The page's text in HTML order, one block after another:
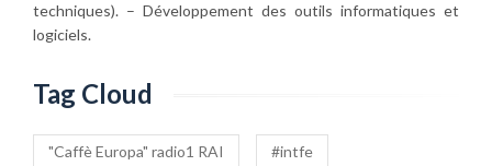
techniques). – Développement des outils informatiques et
logiciels.
Tag Cloud
"Caffè Europa" radio1 RAI #intfe